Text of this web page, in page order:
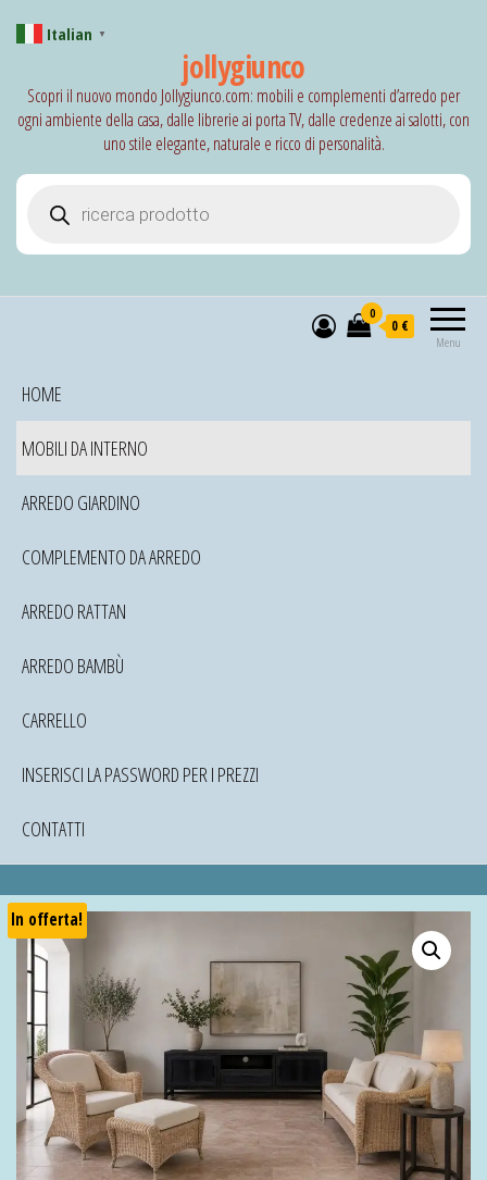
jollygiunco
Scopri il nuovo mondo Jollygiunco.com: mobili e complementi d’arredo per
ogni ambiente della casa, dalle librerie ai porta TV, dalle credenze ai salotti, con
uno stile elegante, naturale e ricco di personalità.
Menu
0
0 €
HOME
MOBILI DA INTERNO
ARREDO GIARDINO
COMPLEMENTO DA ARREDO
ARREDO RATTAN
ARREDO BAMBÙ
CARRELLO
INSERISCI LA PASSWORD PER I PREZZI
CONTATTI
In offerta!
Italian ▼